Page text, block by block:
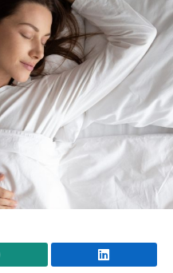
WhatsApp